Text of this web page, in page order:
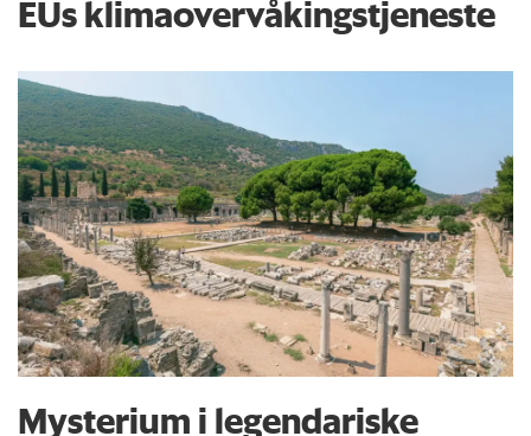
EUs klima­overvåkings­tjeneste
Mysterium i legendariske